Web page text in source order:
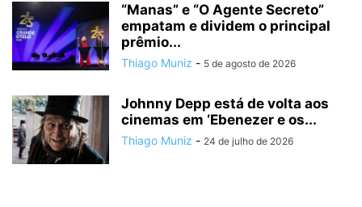
“Manas” e “O Agente Secreto”
empatam e dividem o principal
prêmio...
Thiago Muniz - 5 de agosto de 2026
Johnny Depp está de volta aos
cinemas em ‘Ebenezer e os...
Thiago Muniz - 24 de julho de 2026